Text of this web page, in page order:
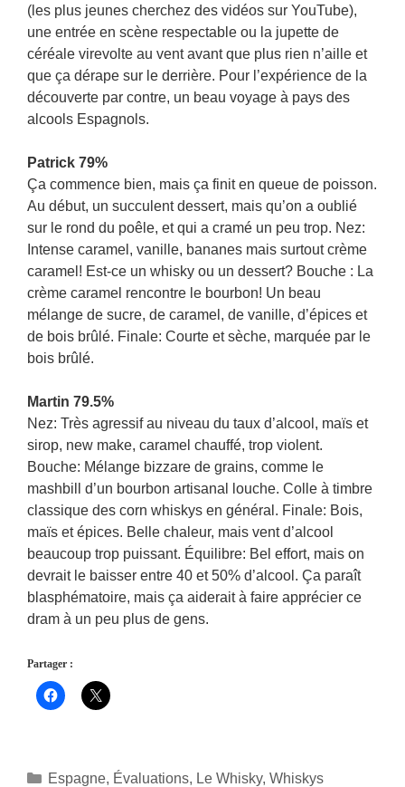
(les plus jeunes cherchez des vidéos sur YouTube),
une entrée en scène respectable ou la jupette de
céréale virevolte au vent avant que plus rien n’aille et
que ça dérape sur le derrière. Pour l’expérience de la
découverte par contre, un beau voyage à pays des
alcools Espagnols.
Patrick 79%
Ça commence bien, mais ça finit en queue de poisson.
Au début, un succulent dessert, mais qu’on a oublié
sur le rond du poêle, et qui a cramé un peu trop. Nez:
Intense caramel, vanille, bananes mais surtout crème
caramel! Est-ce un whisky ou un dessert? Bouche : La
crème caramel rencontre le bourbon! Un beau
mélange de sucre, de caramel, de vanille, d’épices et
de bois brûlé. Finale: Courte et sèche, marquée par le
bois brûlé.
Martin 79.5%
Nez: Très agressif au niveau du taux d’alcool, maïs et
sirop, new make, caramel chauffé, trop violent.
Bouche: Mélange bizzare de grains, comme le
mashbill d’un bourbon artisanal louche. Colle à timbre
classique des corn whiskys en général. Finale: Bois,
maïs et épices. Belle chaleur, mais vent d’alcool
beaucoup trop puissant. Équilibre: Bel effort, mais on
devrait le baisser entre 40 et 50% d’alcool. Ça paraît
blasphématoire, mais ça aiderait à faire apprécier ce
dram à un peu plus de gens.
Partager :
Catégories
Espagne, Évaluations, Le Whisky, Whiskys